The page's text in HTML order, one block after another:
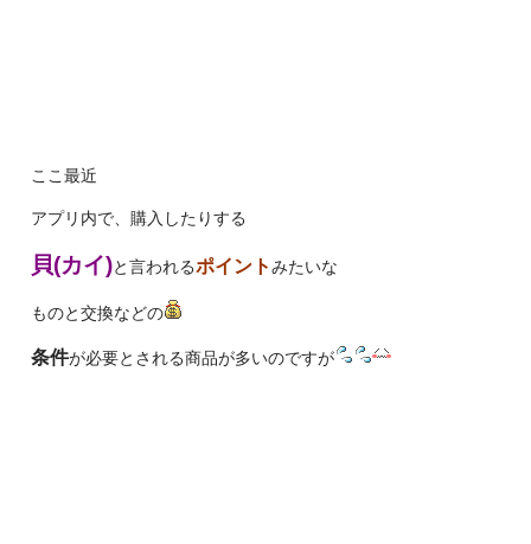
ここ最近
アプリ内で、購入したりする
貝(カイ)と言われるポイントみたいな
ものと交換などの
条件が必要とされる商品が多いのですが